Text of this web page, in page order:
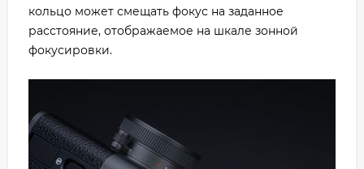
кольцо может смещать фокус на заданное
расстояние, отображаемое на шкале зонной
фокусировки.